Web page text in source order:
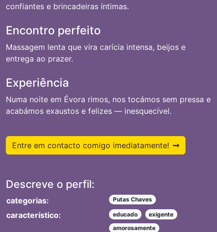
confiantes e brincadeiras íntimas.
Encontro perfeito
Massagem lenta que vira carícia intensa, beijos e
entrega ao prazer.
Experiência
Numa noite em Évora rimos, nos tocámos sem pressa e
acabámos exaustos e felizes — inesquecível.
Entre em contacto comigo imediatamente!
Descreve o perfil:
categorias: Putas Chaves
característico: educado
exigente
amorosamente